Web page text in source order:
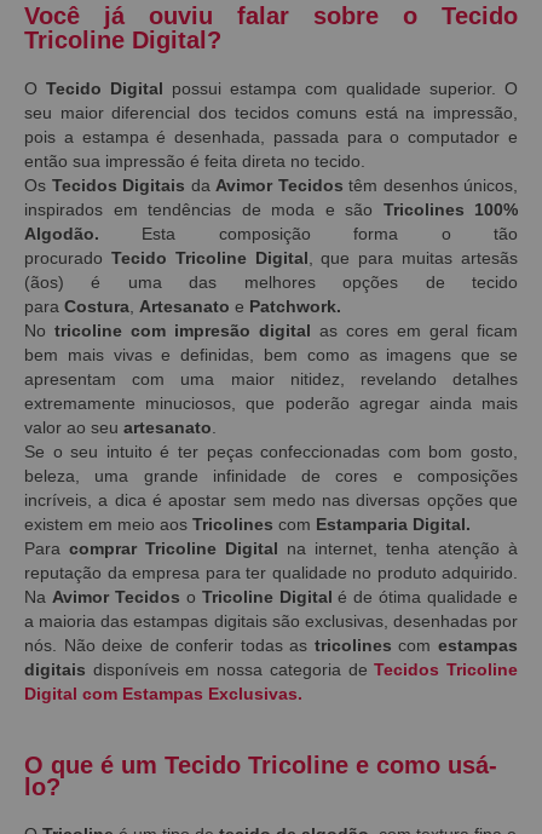
Você já ouviu falar sobre o Tecido
Tricoline Digital?
O Tecido Digital possui estampa com qualidade superior. O
seu maior diferencial dos tecidos comuns está na impressão,
pois a estampa é desenhada, passada para o computador e
então sua impressão é feita direta no tecido.
Os Tecidos Digitais da Avimor Tecidos têm desenhos únicos,
inspirados em tendências de moda e são Tricolines 100%
Algodão. Esta composição forma o tão
procurado Tecido Tricoline Digital , que para muitas artesãs
(ãos) é uma das melhores opções de tecido
para Costura Artesanato e Patchwork.
No tricoline com impresão digital as cores em geral ficam
bem mais vivas e definidas, bem como as imagens que se
apresentam com uma maior nitidez, revelando detalhes
extremamente minuciosos, que poderão agregar ainda mais
valor ao seu artesanato
Se o seu intuito é ter peças confeccionadas com bom gosto,
beleza, uma grande infinidade de cores e composições
incríveis, a dica é apostar sem medo nas diversas opções que
existem em meio aos Tricolines com Estamparia Digital.
Para comprar Tricoline Digital na internet, tenha atenção à
reputação da empresa para ter qualidade no produto adquirido.
Na Avimor Tecidos o Tricoline Digital é de ótima qualidade e
a maioria das estampas digitais são exclusivas, desenhadas por
nós. Não deixe de conferir todas as tricolinescomestampas
digitais disponíveis em nossa categoria deTecidos Tricoline
Digital com Estampas Exclusivas.
O que é um Tecido Tricoline e como usá-
lo?